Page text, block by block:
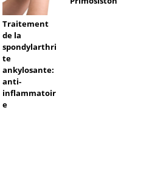
Traitement
de la
spondylarthri
te
ankylosante:
anti-
inflammatoir
e